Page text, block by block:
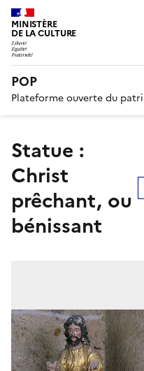
MINISTÈRE
DE LA CULTURE
POP
Plateforme ouverte du
statue :
Christ
prêchant, ou
bénissant